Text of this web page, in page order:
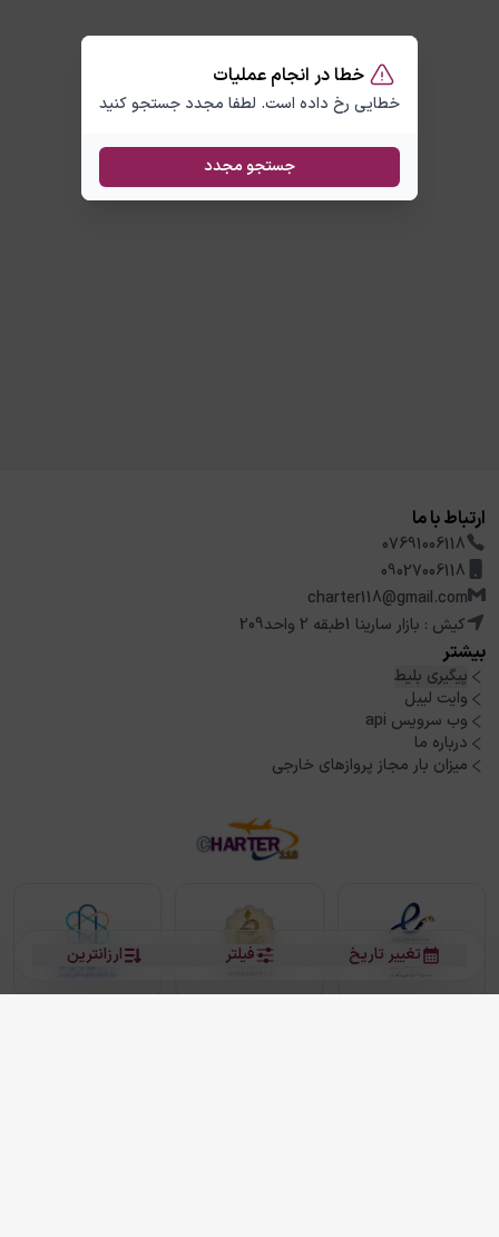
خطا در انجام عملیات
خطایی رخ داده است. لطفا مجدد جستجو کنید
جستجو مجدد
ارزانترین فیلتر تغییر تاریخ
ارتباط با ما
07691006118
09027006118
charter118@gmail.com
کیش : بازار سارینا 1طبقه 2 واحد209
بیشتر
پیگیری بلیط
وایت لیبل
وب سرویس api
درباره ما
میزان بار مجاز پروازهای خارجی